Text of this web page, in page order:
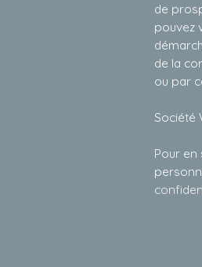
de
pouvez
de la
ou par
Société
Pour